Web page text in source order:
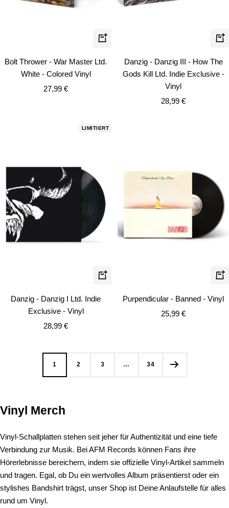
In
den
Warenkorb
Bolt Thrower - War Master Ltd.
White - Colored Vinyl
Angebotspreis
27,99 €
In
Danzig - Danzig III - How The
Gods Kill Ltd. Indie Exclusive -
Vinyl
Angebotspreis
28,99 €
LIMITIERT
In
Danzig - Danzig I Ltd. Indie
Exclusive - Vinyl
Angebotspreis
28,99 €
In
Purpendicular - Banned - Vinyl
Angebotspreis
25,99 €
1 2 3 … 34
Vinyl Merch
Vinyl-Schallplatten stehen seit jeher für Authentizität und eine tiefe
Verbindung zur Musik. Bei AFM Records können Fans ihre
Hörerlebnisse bereichern, indem sie offizielle Vinyl-Artikel sammeln
und tragen. Egal, ob Du ein wertvolles Album präsentierst oder ein
stylishes Bandshirt trägst, unser Shop ist Deine Anlaufstelle für alles
rund um Vinyl.